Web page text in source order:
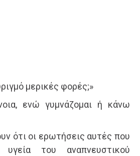
μερικές φορές;»
ενώ γυμνάζομαι ή κάνω
ότι οι ερωτήσεις αυτές που
υγεία του αναπνευστικού